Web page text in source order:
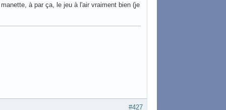
à par ça, le jeu à l'air vraiment bien (je
#427